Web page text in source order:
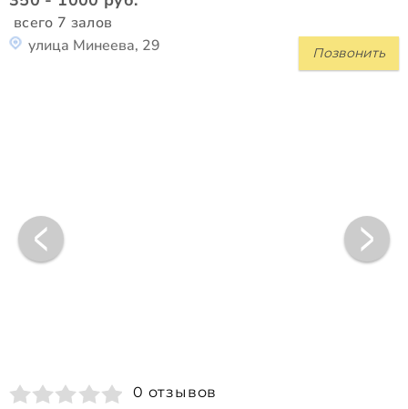
всего 7 залов
Позвонить
улица Минеева, 29
0 отзывов